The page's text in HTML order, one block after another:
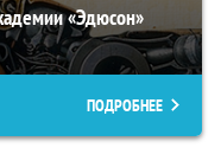
«Эдюсон»
ПОДРОБНЕЕ